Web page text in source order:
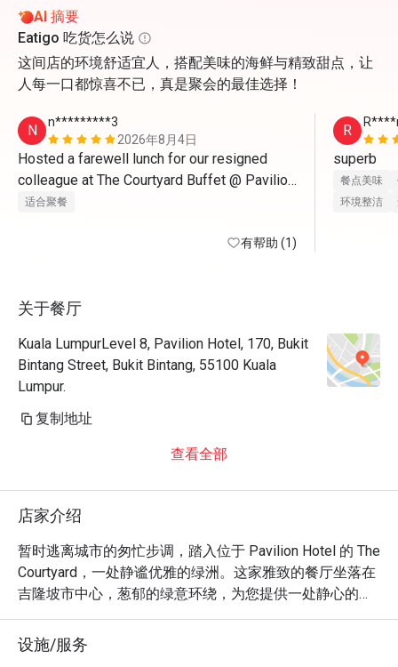
AI 摘要
Eatigo 吃货怎么说
这间店的环境舒适宜人，搭配美味的海鲜与精致甜点，让
人每一口都惊喜不已，真是聚会的最佳选择！
N
n*********3
2026年8月4日
Hosted a farewell lunch for our resigned
colleague at The Courtyard Buffet @ Pavilion
Hotel KL, and it was a wonderful choice. The
and international dishes, catering to different
The dessert selection was equally
pastries, local kuih and ice cream. The huge
outdoor dining area provided a beautiful
setting, and the photo output was absolutely
outstanding thanks to the stunning
attentive and efficient throughout the event.
service and a welcoming ambience.
适合聚餐
有帮助 (1)
R
superb
餐点美味
环境整洁
关于餐厅
Kuala LumpurLevel 8, Pavilion Hotel, 170, Bukit
Bintang Street, Bukit Bintang, 55100 Kuala
Lumpur.
复制地址
查看全部
店家介绍
暂时逃离城市的匆忙步调，踏入位于 Pavilion Hotel 的 The
Courtyard，一处静谧优雅的绿洲。这家雅致的餐厅坐落在
吉隆坡市中心，葱郁的绿意环绕，为您提供一处静心的休
憩之所。空气中流淌着轻柔的交谈声，自助餐台飘散出的
诱人香气，弥漫在整个空间。在这里，一场充满活力的味
觉盛宴正等着您——融合了马来西亚与国际风味，将马来、
设施/服务